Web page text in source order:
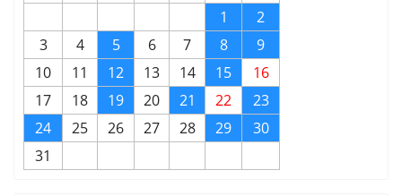
1
2
3
4 5 6 7 8
9
10
11 12 13 14 15
16
17
18 19 20 21 22
23
24
25 26 27 28 29
30
31